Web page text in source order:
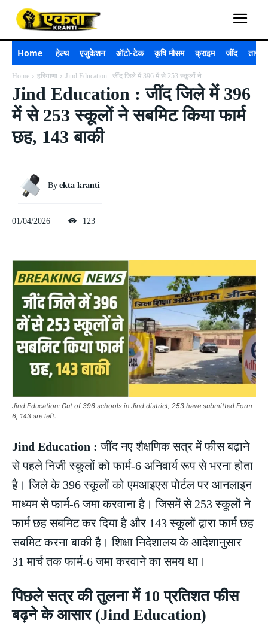
Home हेल्थ एजुकेशन ऑटो-टेक कृषि मौसम क्राइम जींद ताजा
Home हरियाणा Jind Education : जींद जिले में 396 में से 253 स्कूलों ने...
Jind Education : जींद जिले में 396
में से 253 स्कूलों ने सबमिट किया फार्म
छह, 143 बाकी
By ekta kranti
01/04/2026 123
Jind Education: Out of 396 schools in Jind district, 253 have submitted Form
6, 143 are left.
Jind Education : जींद नए शैक्षणिक सत्र में फीस बढ़ाने
से पहले निजी स्कूलों को फार्म-6 अनिवार्य रूप से भरना होता
है। जिले के 396 स्कूलों को एमआइएस पोर्टल पर आनलाइन
माध्यम से फार्म-6 जमा करवाना है। जिसमें से 253 स्कूलों ने
फार्म छह सबमिट कर दिया है और 143 स्कूलों द्वारा फार्म छह
सबमिट करना बाकी है। शिक्षा निदेशालय के आदेशानुसार
31 मार्च तक फार्म-6 जमा करवाने का समय था।
पिछले सत्र की तुलना में 10 प्रतिशत फीस
बढ़ने के आसार (Jind Education)